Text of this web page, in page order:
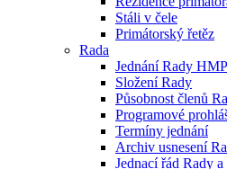
Stáli v čele
Primátorský řetěz
Rada
Jednání Rady HMP
Složení Rady
Působnost členů
Programové
Termíny jednání
Archiv usnesení
Jednací řád Rady